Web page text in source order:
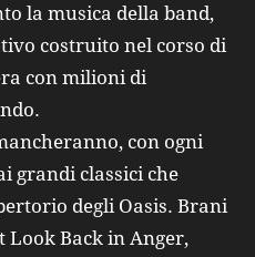
la musica della band,
costruito nel corso di
con milioni di
con ogni
grandi classici che
degli Oasis. Brani
Look Back in Anger,